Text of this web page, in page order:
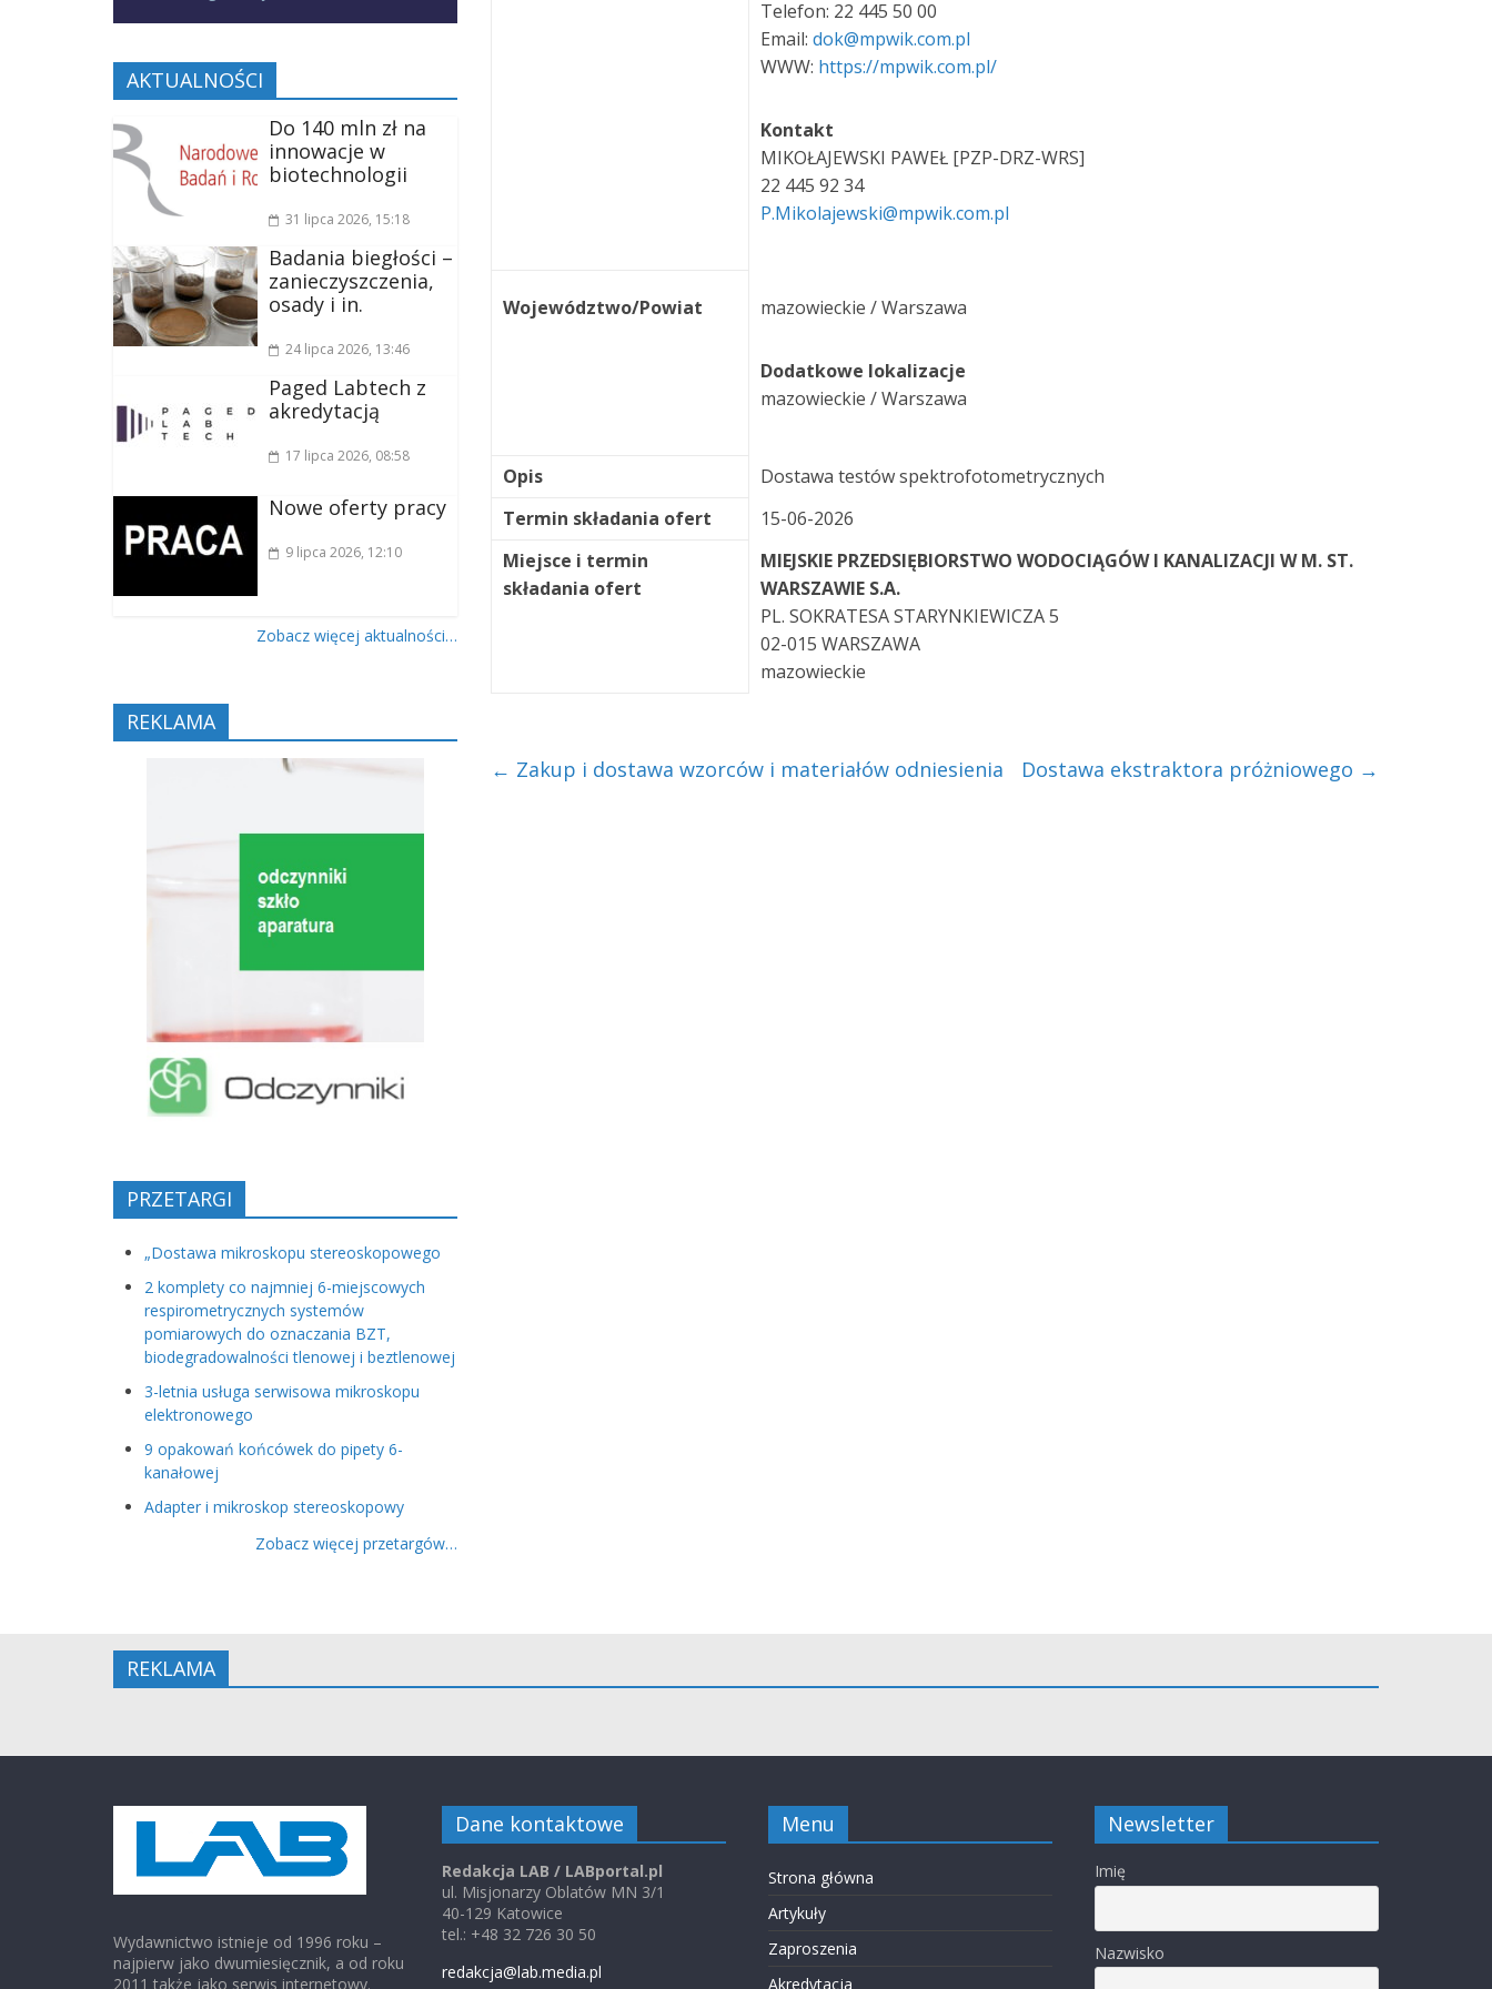
Telefon: 22 445 50 00
Email: dok@mpwik.com.pl
WWW: https://mpwik.com.pl/
Kontakt
MIKOŁAJEWSKI PAWEŁ [PZP-DRZ-WRS]
22 445 92 34
P.Mikolajewski@mpwik.com.pl
Województwo/Powiat mazowieckie / Warszawa
Dodatkowe lokalizacje
mazowieckie / Warszawa
Opis
Dostawa testów spektrofotometrycznych
Termin składania ofert
15-06-2026
Miejsce i termin
składania ofert
MIEJSKIE PRZEDSIĘBIORSTWO WODOCIĄGÓW I KANALIZACJI W M. ST.
WARSZAWIE S.A.
PL. SOKRATESA STARYNKIEWICZA 5
02-015 WARSZAWA
mazowieckie
← Zakup i dostawa wzorców i materiałów odniesienia Dostawa ekstraktora próżniowego →
AKTUALNOŚCI
Do 140 mln zł na
innowacje w
biotechnologii
31 lipca 2026, 15:18
Badania biegłości –
zanieczyszczenia,
osady i in.
24 lipca 2026, 13:46
Paged Labtech z
akredytacją
17 lipca 2026, 08:58
Nowe oferty pracy
9 lipca 2026, 12:10
Zobacz więcej aktualności…
REKLAMA
PRZETARGI
„Dostawa mikroskopu stereoskopowego
2 komplety co najmniej 6-miejscowych
respirometrycznych systemów
pomiarowych do oznaczania BZT,
biodegradowalności tlenowej i beztlenowej
3-letnia usługa serwisowa mikroskopu
elektronowego
9 opakowań końcówek do pipety 6-
kanałowej
Adapter i mikroskop stereoskopowy
Zobacz więcej przetargów…
REKLAMA
Wydawnictwo istnieje od 1996 roku –
najpierw jako dwumiesięcznik, a od roku
2011 także jako serwis internetowy.
Dane kontaktowe
Redakcja LAB / LABportal.pl
ul. Misjonarzy Oblatów MN 3/1
40-129 Katowice
tel.: +48 32 726 30 50
redakcja@lab.media.pl
Menu
Strona główna
Artykuły
Zaproszenia
Akredytacja
Newsletter
Imię
Nazwisko